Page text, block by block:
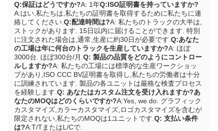
Q:保証はどうですか?A: 1年Q:ISO証明書を持っていますか?
A:はい,私たちは,私たちの証明書を取得するために私たちに連
絡してください. Q:配達時間は?A: 私たちのトラックの大半は,
ストックがあります. 15日以内に届けることができます. 特別
に注文された場合は,通常,生産に約30日が必要です. Q:あなた
の工場は年に何台のトラックを生産していますか?A: ほぼ
3000台. ほぼ300台/月. Q: 製品の品質をどのようにコントロー
ルしますか?A: 私たちの工場には標準的な生産ワークショッ
プがあり,ISO CCC BV証明書を取得し,私たちの労働者は十分
に訓練されています. 製品の各ユニットは厳格な検査プロセス
を経験します. Q: あなたはカスタム注文を受け入れますか?あ
なたのMOQはどのくらいですか?A:Yes, we do. グラフィック
カスタマイズ,カラーカスタマイズ,ロゴカスタマイズを含むが
限定されない,私たちのMOQは1ユニットです. Q: 支払い条件
は?A:T/TまたはL/Cで.